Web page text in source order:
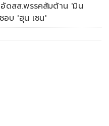
ดสส.พรรคส้มต้าน 'มิน
อบ 'ฮุน เซน'